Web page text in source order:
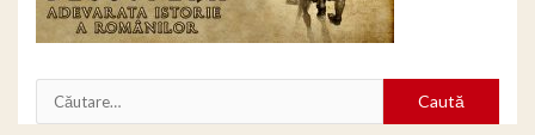
Caută
după: